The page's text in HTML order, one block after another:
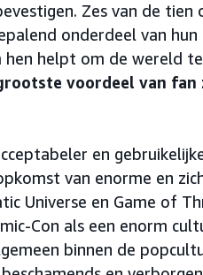
Zes van de tien
onderdeel van
helpt om de wereld
voordeel van
en
van enorme en
Universe en Game of
Con als een enorm
binnen de